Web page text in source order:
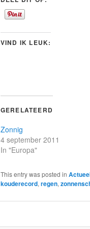
VIND IK LEUK:
GERELATEERD
Zonnig
4 september 2011
In "Europa"
This entry was posted in
kouderecord,regen,